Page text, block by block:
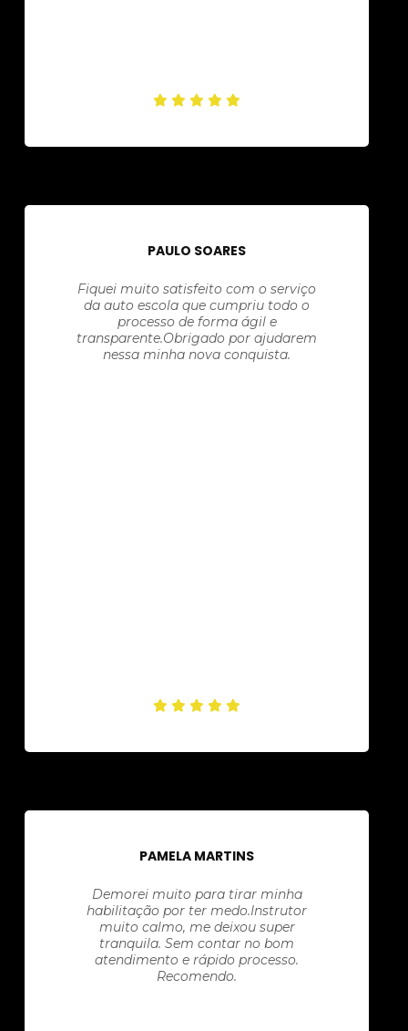
PAULO SOARES
Fiquei muito satisfeito com o serviço
da auto escola que cumpriu todo o
processo de forma ágil e
transparente.Obrigado por ajudarem
nessa minha nova conquista.
PAMELA MARTINS
Demorei muito para tirar minha
habilitação por ter medo.Instrutor
muito calmo, me deixou super
tranquila. Sem contar no bom
atendimento e rápido processo.
Recomendo.